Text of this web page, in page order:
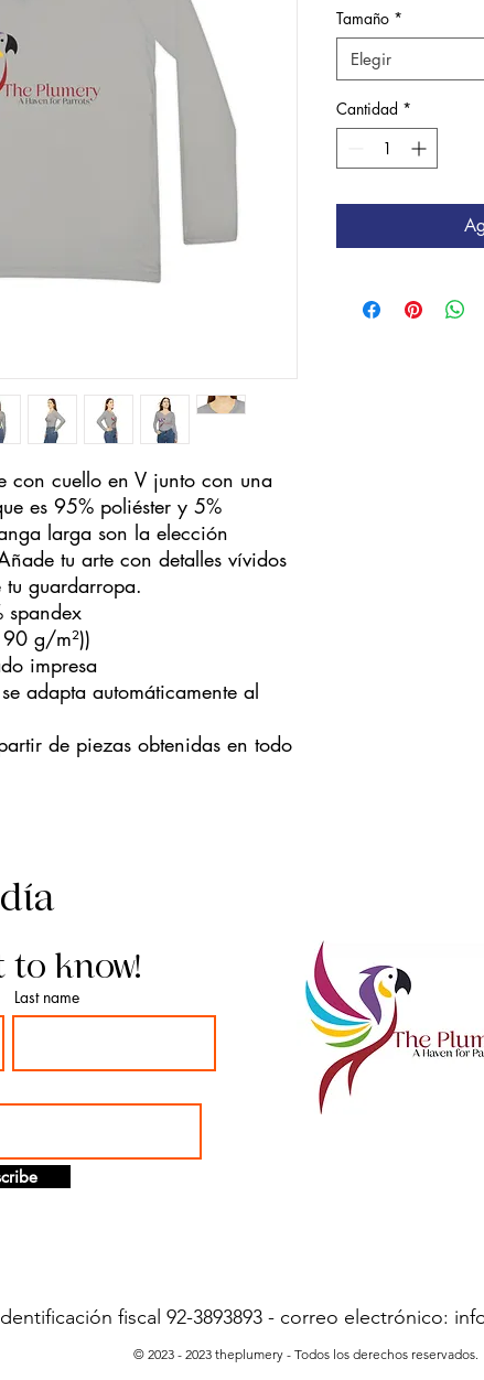
con cuello en V junto con una
es 95% poliéster y 5%
larga son la elección
tu arte con detalles vívidos
guardarropa.
spandex
g/m²))
impresa
adapta automáticamente al
de piezas obtenidas en todo
Tamaño *
Elegir
Cantidad *
to know!
Last name
fiscal 92-3893893 - correo electrónico:
© 2023 - 2023 theplumery - Todos los derechos reservados.